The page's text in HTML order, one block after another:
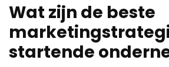
Wat zijn de beste
startende